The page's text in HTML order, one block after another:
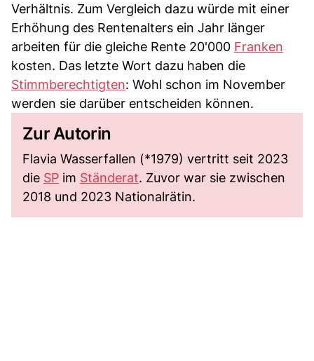
Verhältnis. Zum Vergleich dazu würde mit einer
Erhöhung des Rentenalters ein Jahr länger
arbeiten für die gleiche Rente 20'000 Franken
kosten. Das letzte Wort dazu haben die
Stimmberechtigten: Wohl schon im November
werden sie darüber entscheiden können.
Zur Autorin
Flavia Wasserfallen (*1979) vertritt seit 2023
die SP im Ständerat. Zuvor war sie zwischen
2018 und 2023 Nationalrätin.